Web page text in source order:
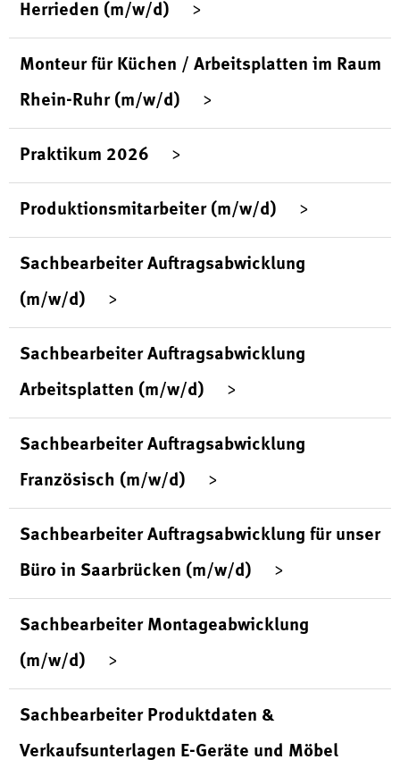
Herrieden (m/w/d)
Monteur für Küchen / Arbeitsplatten im Raum
Rhein-Ruhr (m/w/d)
Praktikum 2026
Produktionsmitarbeiter (m/w/d)
Sachbearbeiter Auftragsabwicklung
(m/w/d)
Sachbearbeiter Auftragsabwicklung
Arbeitsplatten (m/w/d)
Sachbearbeiter Auftragsabwicklung
Französisch (m/w/d)
Sachbearbeiter Auftragsabwicklung für unser
Büro in Saarbrücken (m/w/d)
Sachbearbeiter Montageabwicklung
(m/w/d)
Sachbearbeiter Produktdaten &
Verkaufsunterlagen E-Geräte und Möbel